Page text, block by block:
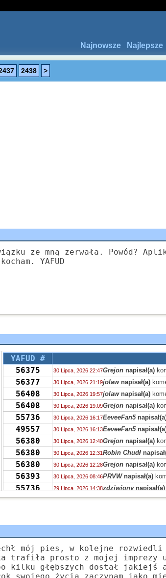
Najlepsze
Najnowsze
2438 >
ze mną zerwała. Powód?
YAFUD
YAFUD #
56375
30 Lipca, 2026 22:47Grejon napisał(a)
56377 30 Lipca, 2026 21:19jolawnapisał(a)
56408 30 Lipca, 2026 19:57jolawnapisał(a)
56408 30 Lipca, 2026 19:09Grejon napisał(a)
55736 30 Lipca, 2026 16:17EeveeFan5
49557 30 Lipca, 2026 16:13EeveeFan5
56380 30 Lipca, 2026 12:40Grejon napisał(a)
56380 30 Lipca, 2026 12:31Robin Chudł
56380 30 Lipca, 2026 12:28Grejon napisał(a)
56393 30 Lipca, 2026 08:46PRVWnapisał(a)
55736 29 Lipca, 2026 14:38zdziwionynapisał(a)
55730 29 Lipca, 2026 14:03Drag0nnapisał(a)
55723 QTWUnapisał(a)
56386 num num cat
55736 28 Lipca, 2026 20:38 Niki napisał(a)
55732 28 Lipca, 2026 17:45Luzik napisał(a)
55732 28 Lipca, 2026 15:51 czarodziejnik
mój pies, w kolejne rozwiedli
trafiła prosto z mojej imprezy
głębszych dostał jakiejś